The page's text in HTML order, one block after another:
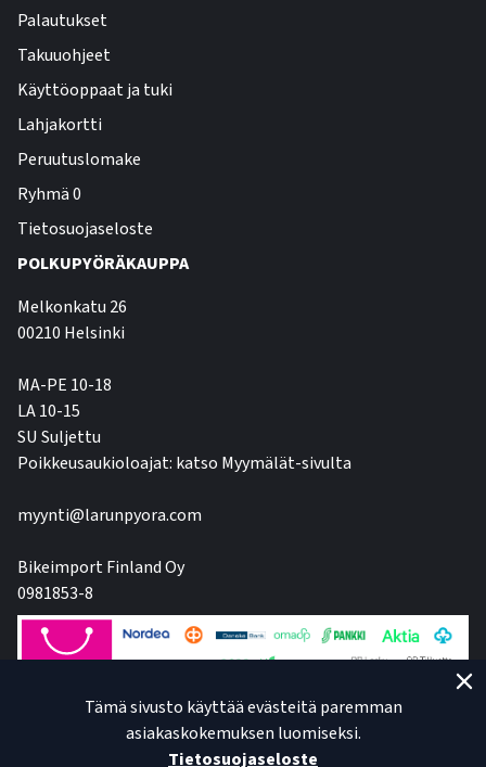
Palautukset
Takuuohjeet
Käyttöoppaat ja tuki
Lahjakortti
Peruutuslomake
Ryhmä 0
Tietosuojaseloste
POLKUPYÖRÄKAUPPA
Melkonkatu 26
00210 Helsinki
MA-PE 10-18
LA 10-15
SU Suljettu
Poikkeusaukioloajat: katso Myymälät-sivulta
myynti@larunpyora.com
Bikeimport Finland Oy
0981853-8
Tämä sivusto käyttää evästeitä paremman
asiakaskokemuksen luomiseksi.
Tietosuojaseloste